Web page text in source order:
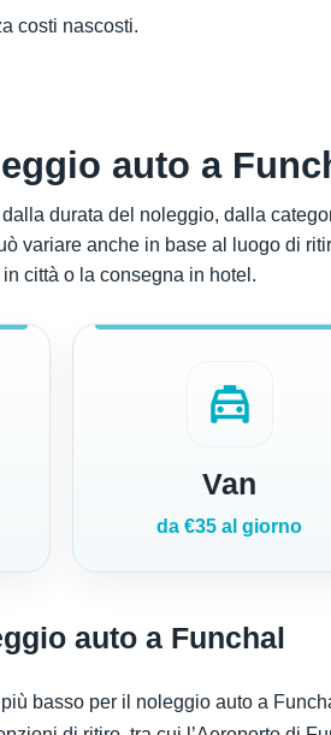
costi nascosti.
auto a
durata del noleggio, dalla
variare anche in base al luogo di
città o la consegna in hotel.
local_taxi
Van
da €35 al giorno
auto a Funchal
basso per il noleggio auto a